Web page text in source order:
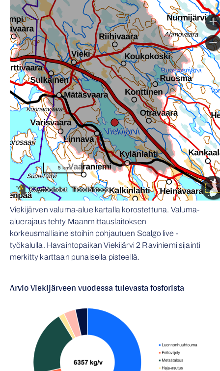
Viekijärven valuma-alue kartalla korostettuna. Valuma-
aluerajaus tehty Maanmittauslaitoksen
korkeusmalliaineistoihin pohjautuen Scalgo live -
työkalulla. Havaintopaikan Viekijärvi 2 Raviniemi sijainti
merkitty karttaan punaisella pisteellä.
Arvio Viekijärveen vuodessa tulevasta fosforista